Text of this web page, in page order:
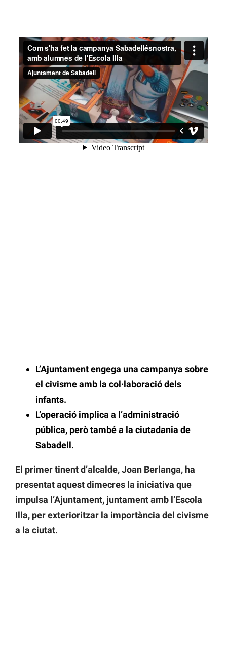
L’Ajuntament engega una campanya sobre
el civisme amb la col·laboració dels
infants.
L’operació implica a l’administració
pública, però també a la ciutadania de
Sabadell.
El primer tinent d’alcalde, Joan Berlanga, ha
presentat aquest dimecres la iniciativa que
impulsa l’Ajuntament, juntament amb l’Escola
Illa, per exterioritzar la importància del civisme
a la ciutat.